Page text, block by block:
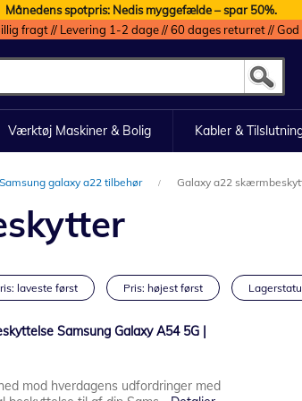
Månedens spotpris: Nedis myggefælde – spar 50%.
fragt // Levering 1-2 dage // 60 dages returret //
Værktøj Maskiner & Bolig Kabler &
Samsung galaxy a22 tilbehør Galaxy a22
laveste først Pris: højest først
Samsung Galaxy A54 5G |
mod hverdagens udfordringer med